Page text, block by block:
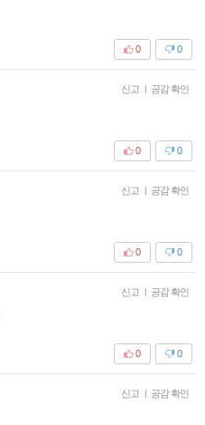
0
0
신고 | 공감 확인
0
0
신고 | 공감 확인
0
0
신고 | 공감 확인
0
0
신고 | 공감 확인